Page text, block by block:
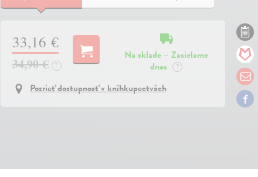
33,16 €
34,90 € ?
Na sklade – Zasielame
dnes
?
Pozrieť dostupnosť v kníhkupectvách